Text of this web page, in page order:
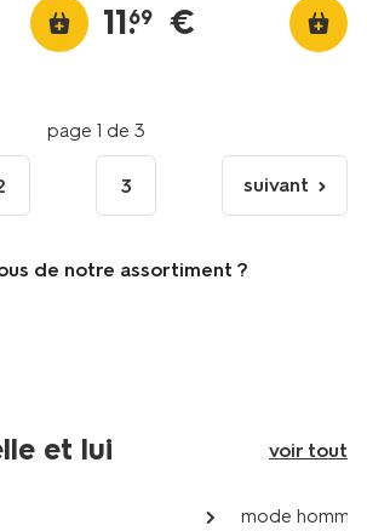
11.
69 €
page 1 de 3
3
page
suivante
suivant
de notre assortiment ?
et lui voir tout
mode homme